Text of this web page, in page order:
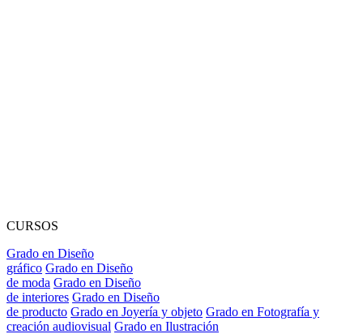
CURSOS
Grado en Diseño
gráfico Grado en Diseño
de moda Grado en Diseño
de interiores Grado en Diseño
de producto Grado en Joyería y objeto Grado en Fotografía y
creación audiovisual Grado en Ilustración